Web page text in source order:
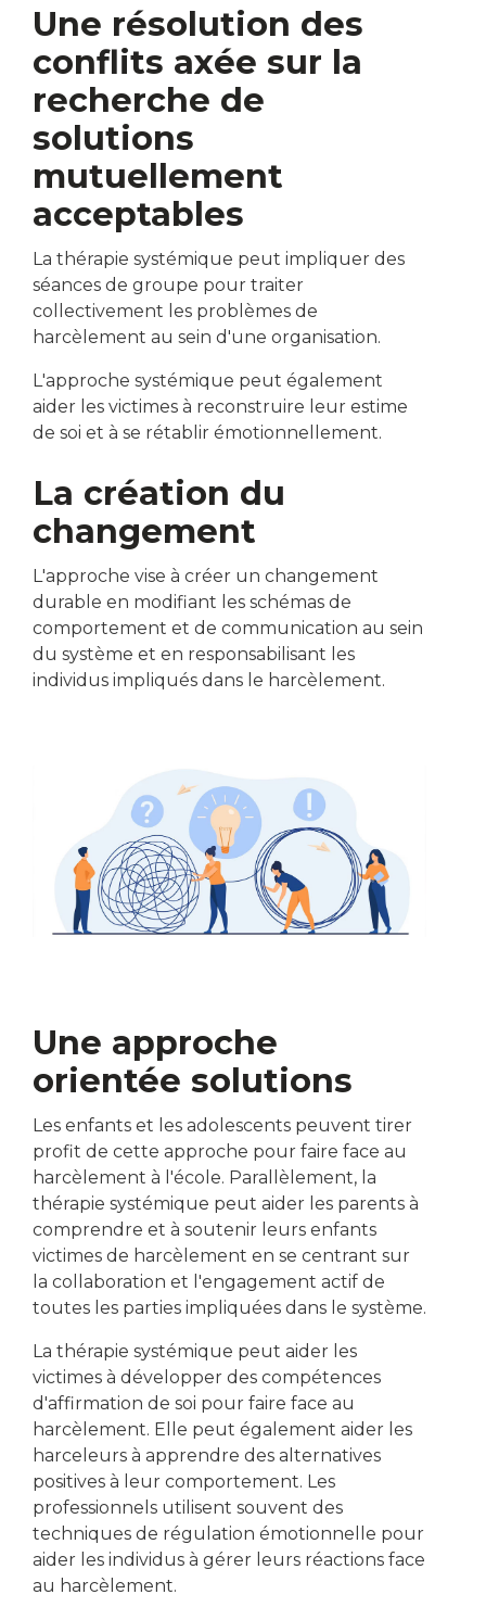
Une résolution des
conflits axée sur la
recherche de
solutions
mutuellement
acceptables
La thérapie systémique peut impliquer des
séances de groupe pour traiter
collectivement les problèmes de
harcèlement au sein d'une organisation.
L'approche systémique peut également
aider les victimes à reconstruire leur estime
de soi et à se rétablir émotionnellement.
La création du
changement
L'approche vise à créer un changement
durable en modifiant les schémas de
comportement et de communication au sein
du système et en responsabilisant les
individus impliqués dans le harcèlement.
Une approche
orientée solutions
Les enfants et les adolescents peuvent tirer
profit de cette approche pour faire face au
harcèlement à l'école. Parallèlement, la
thérapie systémique peut aider les parents à
comprendre et à soutenir leurs enfants
victimes de harcèlement en se centrant sur
la collaboration et l'engagement actif de
toutes les parties impliquées dans le système.
La thérapie systémique peut aider les
victimes à développer des compétences
d'affirmation de soi pour faire face au
harcèlement. Elle peut également aider les
harceleurs à apprendre des alternatives
positives à leur comportement. Les
professionnels utilisent souvent des
techniques de régulation émotionnelle pour
aider les individus à gérer leurs réactions face
au harcèlement.